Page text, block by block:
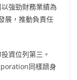
強勁財務業績為
展，推動負責任
資位列第三。
同樣躋身